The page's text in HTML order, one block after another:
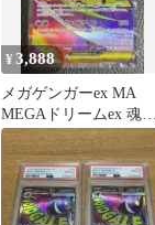
¥3,888
メガゲンガーex MA
MEGAドリームex 魂抜
け センタリング⭕️